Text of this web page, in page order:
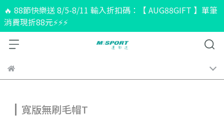
🔥 88節快樂送 8/5-8/11 輸入折扣碼：【 AUG88GIFT 】單筆
消費現折88元⚡⚡⚡
寬版無刷毛帽T